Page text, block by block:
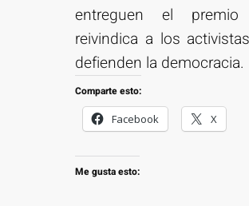
entreguen el
reivindica a los
defienden la democracia.
Comparte esto:
Facebook
X
Me gusta esto: